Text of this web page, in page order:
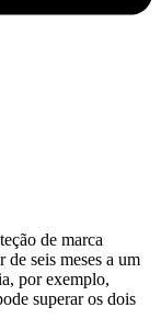
de marca
seis meses a um
por exemplo,
superar os dois